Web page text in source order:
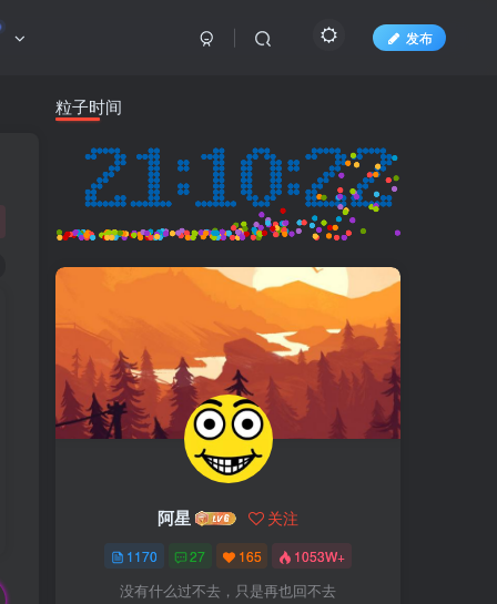
发布
粒子时间
阿星 关注
1170 27 165 1053W+
没有什么过不去，只是再也回不去